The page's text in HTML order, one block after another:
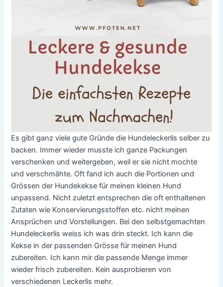
Es gibt ganz viele gute Gründe die Hundeleckerlis selber zu
backen. Immer wieder musste ich ganze Packungen
verschenken und weitergeben, weil er sie nicht mochte
und verschmähte. Oft fand ich auch die Portionen und
Grössen der Hundekekse für meinen kleinen Hund
unpassend. Nicht zuletzt entsprechen die oft enthaltenen
Zutaten wie Konservierungsstoffen etc. nicht meinen
Ansprüchen und Vorstellungen. Bei den selbstgemachten
Hundeleckerlis weiss ich was drin steckt. Ich kann die
Kekse in der passenden Grösse für meinen Hund
zubereiten. Ich kann mir die passende Menge immer
wieder frisch zubereiten. Kein ausprobieren von
verschiedenen Leckerlis mehr.